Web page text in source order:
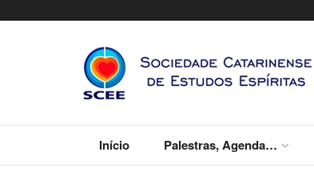
Início Palestras, Agenda…